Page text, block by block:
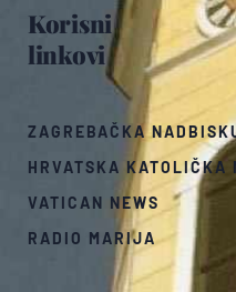
Korisni
linkovi
ZAGREBAČKA
HRVATSKA KATOLIČKA
VATICAN NEWS
RADIO MARIJA